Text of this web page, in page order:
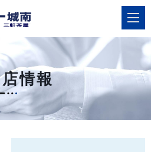
ご相談
情報